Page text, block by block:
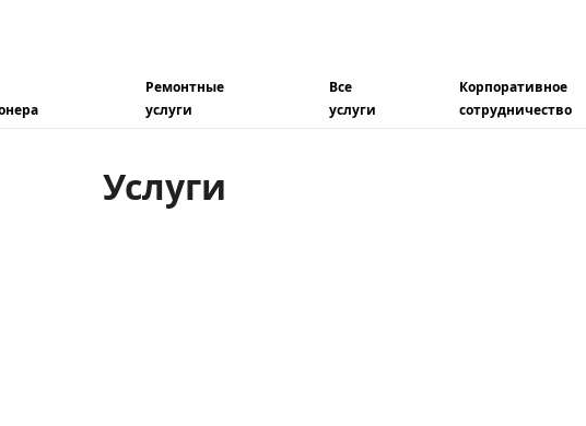
Ремонтные
услуги
Все
услуги
Корпоративное
сотрудничество
Услуги